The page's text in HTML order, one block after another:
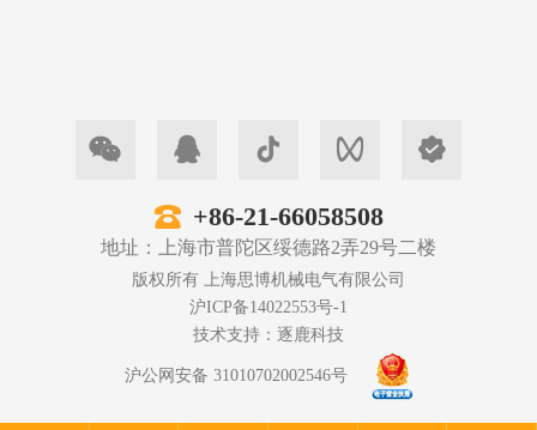
+86-21-66058508
地址：上海市普陀区绥德路2弄29号二楼
版权所有 上海思博机械电气有限公司
沪ICP备14022553号-1
技术支持： 逐鹿科技
沪公网安备 31010702002546号